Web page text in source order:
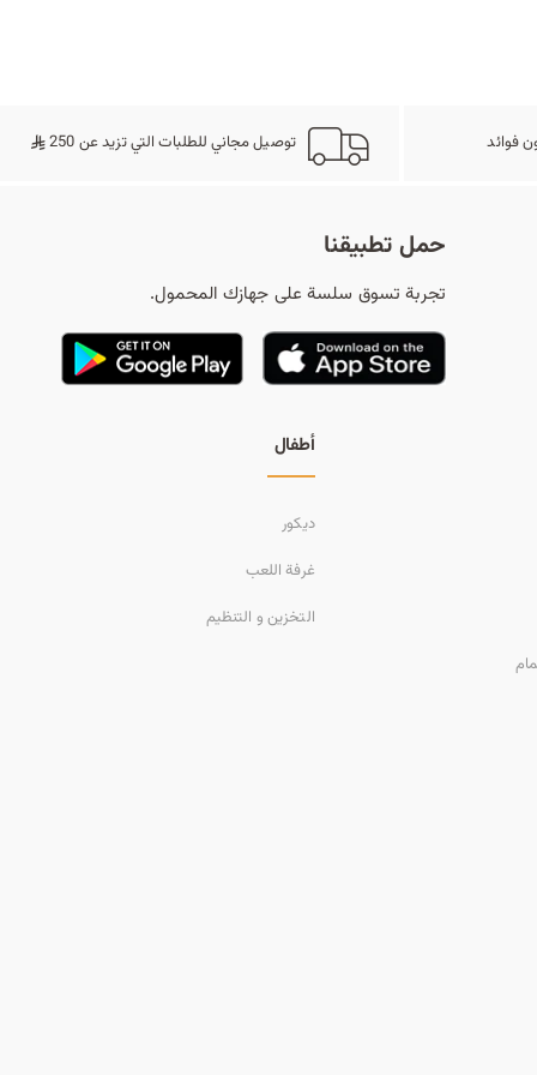
ث فوائد توصيل مجاني للطلبات التي تزيد عن 250
حمل تطبيقنا
تجربة تسوق سلسة على جهازك المحمول.
أطفال
ديكور
غرفة اللعب
التخزين و التنظيم